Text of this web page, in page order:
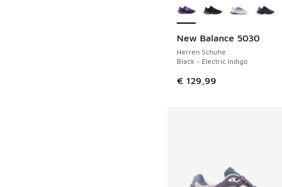
New Balance 5030
Herren Schuhe
Black - Electric Indigo
€ 129,99